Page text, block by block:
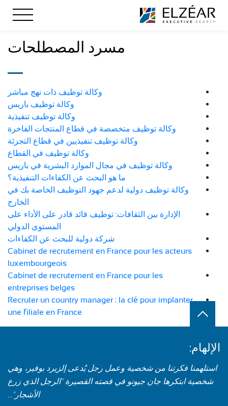
مسرد المصطلحات
وكالة توظيف ذات نهج مباشر
وكالة توظيف باريس
وكالة توظيف تنفيذية
وكالة توظيف متخصصة في قطاع المنتجات الفاخرة
وكالة توظيف تنفيذيين في قطاع التجزئة
وكالة توظيف في القطاع
وكالة توظيف في مجال الموارد البشرية في باريس
ما هو البحث عن الكفاءات التنفيذية؟
وكالة توظيف دولية لدعم جهود التوظيف الخاصة بك في
الخارج
الإدارة بين الثقافات: توظيف قائد قادر على الأداء على
المستوى الدولي
شركة دولية للبحث عن الكفاءات
Cabinet de recrutement en France pour les acteurs
luxembourgeois
Cabinet de recrutement en France pour les
entreprises belges
Recruter un country manager : la clé pour implanter
une filiale en France
الإلهام:
استلهمنا فكرتنا من شخصية وعمل رجل يُدعى إلزيرد بوفير، وهي
شخصية ابتكرها جان جيونو في قصته القصيرة "الرجل الذي زرع
الأشجار"...